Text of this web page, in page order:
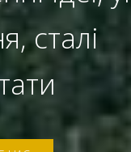
сталі